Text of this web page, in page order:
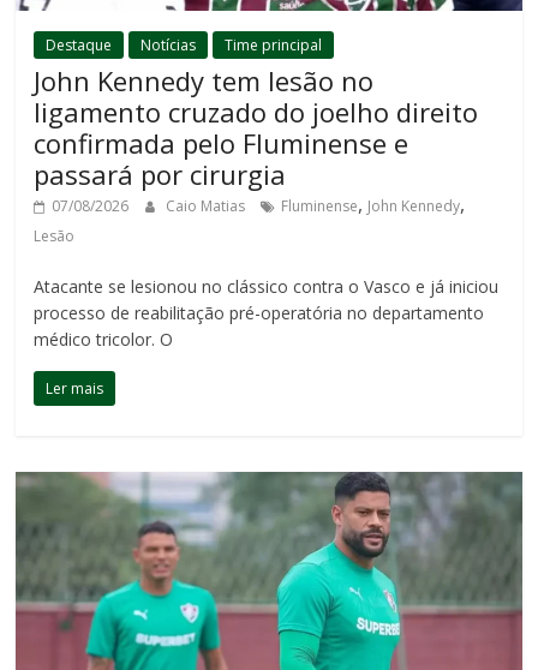
Destaque Notícias Time principal
John Kennedy tem lesão no
ligamento cruzado do joelho direito
confirmada pelo Fluminense e
passará por cirurgia
07/08/2026 Caio Matias Fluminense, John Kennedy,
Lesão
Atacante se lesionou no clássico contra o Vasco e já iniciou
processo de reabilitação pré-operatória no departamento
médico tricolor. O
Ler mais